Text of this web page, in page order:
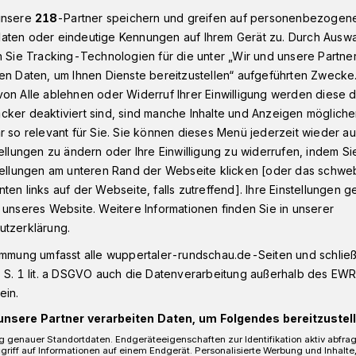
zum Interview mit OB Schneidewind​
Amtszeit“
Oberbürgermeister Schneidewind
218-Partner speichern und greifen auf
oder eindeutige Kennungen auf Ihrem Gerät zu. Durch
Sie Tracking-Technologien für die unter „Wir und unsere
Daten, um Ihnen Dienste bereitzustellen“ aufgeführten
Alle ablehnen oder Widerruf Ihrer Einwilligung werden diese
deaktiviert sind, sind manche Inhalte und Anzeigen
so relevant für Sie. Sie können dieses Menü jederzeit wieder
zu ändern oder Ihre Einwilligung zu widerrufen, indem
am unteren Rand der Webseite klicken [oder das
links auf der Webseite, falls zutreffend]. Ihre Einstellungen
Website. Weitere Informationen finden Sie in unserer
umfasst alle wuppertaler-rundschau.de-Seiten und
1 lit. a DSGVO auch die Datenverarbeitung außerhalb des
Partner verarbeiten Daten, um Folgendes
genauer Standortdaten. Endgeräteeigenschaften zur Identifikation aktiv
auf Informationen auf einem Endgerät. Personalisierte Werbung und